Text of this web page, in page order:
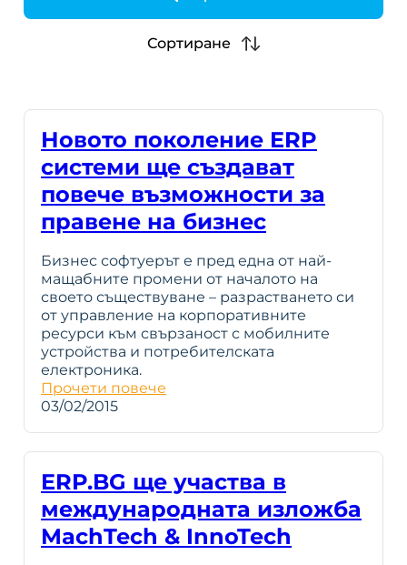
h
Сортиране
Новото поколение ERP
системи ще създават
повече възможности за
правене на бизнес
Бизнес софтуерът е пред една от най-
мащабните промени от началото на
своето съществуване – разрастването си
от управление на корпоративните
ресурси към свързаност с мобилните
устройства и потребителската
електроника.
Прочети повече
03/02/2015
ERP.BG ще участва в
международната изложба
MachTech & InnoTech